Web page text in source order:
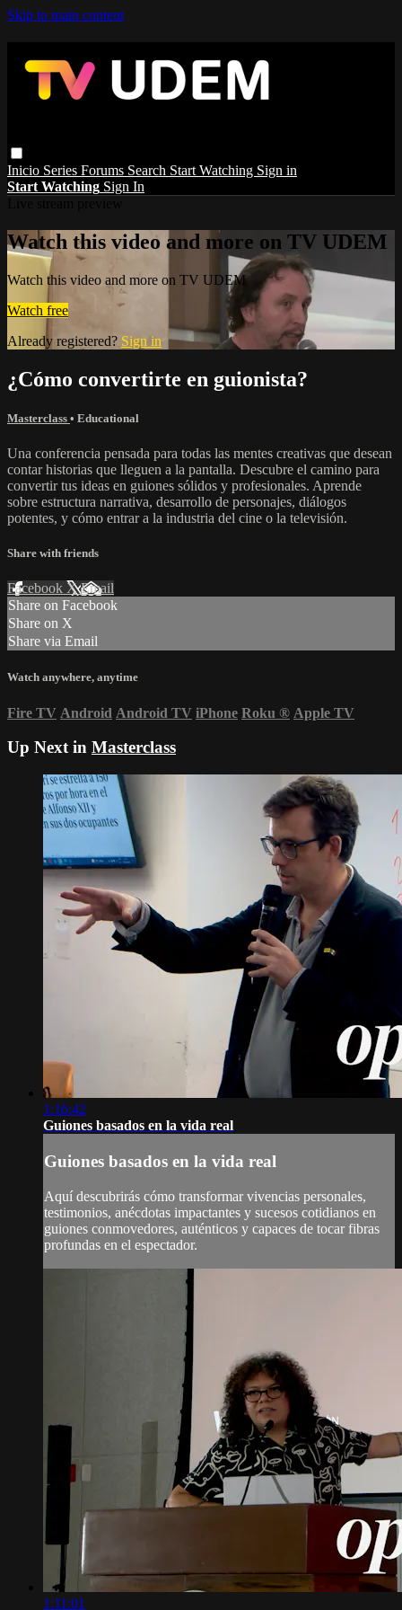
Skip to main content
Inicio Series Forums Search Start Watching Sign in
Start Watching Sign In
Watch this video and more on TV UDEM
Watch this video and more on TV UDEM
Watch free
Already registered? Sign in
¿Cómo convertirte en guionista?
Masterclass • Educational
Una conferencia pensada para todas las mentes creativas que desean
contar historias que lleguen a la pantalla. Descubre el camino para
convertir tus ideas en guiones sólidos y profesionales. Aprende
sobre estructura narrativa, desarrollo de personajes, diálogos
potentes, y cómo entrar a la industria del cine o la televisión.
Share with friends
Facebook XEmail
Share on Facebook
Share on X
Share via Email
Watch anywhere, anytime
Fire TV Android Android TV iPhone Roku ® Apple TV
Up Next in Masterclass
1:16:42
Guiones basados en la vida real
Guiones basados en la vida real
Aquí descubrirás cómo transformar vivencias personales,
testimonios, anécdotas impactantes y sucesos cotidianos en
guiones conmovedores, auténticos y capaces de tocar fibras
profundas en el espectador.
1:11:01